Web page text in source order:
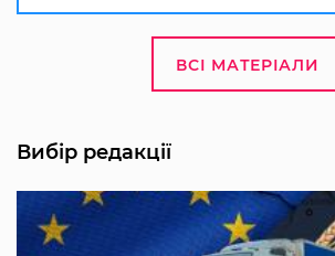
ВСІ МАТЕРІАЛИ
Вибір редакції